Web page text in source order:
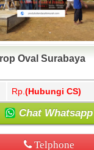
Oval Surabaya
Rp. (Hubungi CS)
Chat Whatsapp
Telphone